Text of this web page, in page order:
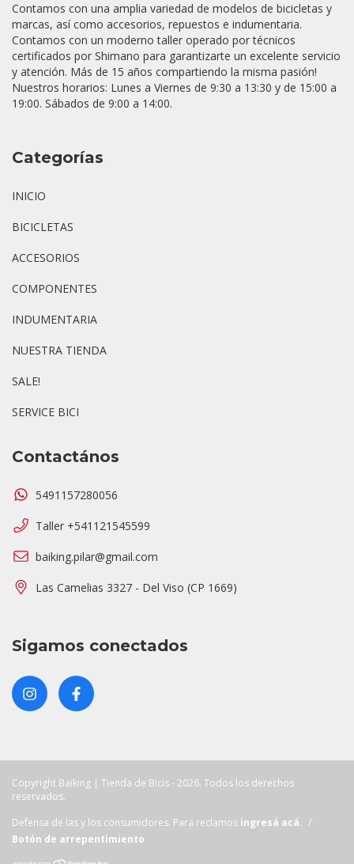
Contamos con una amplia variedad de modelos de bicicletas y
marcas, así como accesorios, repuestos e indumentaria.
Contamos con un moderno taller operado por técnicos
certificados por Shimano para garantizarte un excelente servicio
y atención. Más de 15 años compartiendo la misma pasión!
Nuestros horarios: Lunes a Viernes de 9:30 a 13:30 y de 15:00 a
19:00. Sábados de 9:00 a 14:00.
Categorías
INICIO
BICICLETAS
ACCESORIOS
COMPONENTES
INDUMENTARIA
NUESTRA TIENDA
SALE!
SERVICE BICI
Contactános
5491157280056
Taller +541121545599
baiking.pilar@gmail.com
Las Camelias 3327 - Del Viso (CP 1669)
Sigamos conectados
Copyright Baiking | Tienda de Bicis - 2026. Todos los derechos
reservados.
Defensa de las y los consumidores. Para reclamos ingresá acá. /
Botón de arrepentimiento